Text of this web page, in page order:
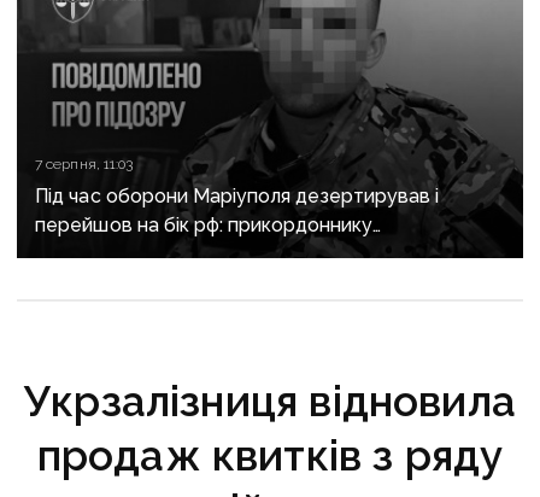
7 серпня, 11:03
Під час оборони Маріуполя дезертирував і
перейшов на бік рф: прикордоннику
з «Азовсталі» повідомили про підозру
Укрзалізниця відновила
продаж квитків з ряду